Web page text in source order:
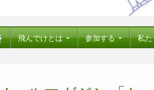
飛んでけとは 参加する 私